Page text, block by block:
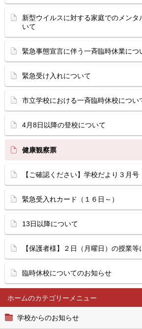
ホーム
学校からのお知らせ
新型ウイルスに対する家庭でのメンタ
いて
緊急事態宣言に伴う一斉臨時休業につ
緊急受け入れについて
市立学校における一斉臨時休校につい
4月8日以降の登校について
健康観察票
【ご確認ください】学校だより３月号
緊急受入れカード（１６日～）
13日以降について
【保護者様】２日（月曜日）の授業等
臨時休校についてのお知らせ